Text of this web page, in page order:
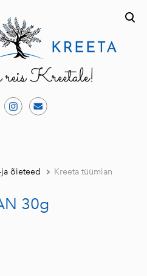
ostukorvi
õieteed Kreeta tüümian
30g